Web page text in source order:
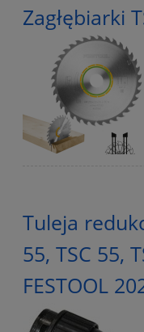
Zagłębiarki
Tuleja
55, TSC 55,
FESTOOL